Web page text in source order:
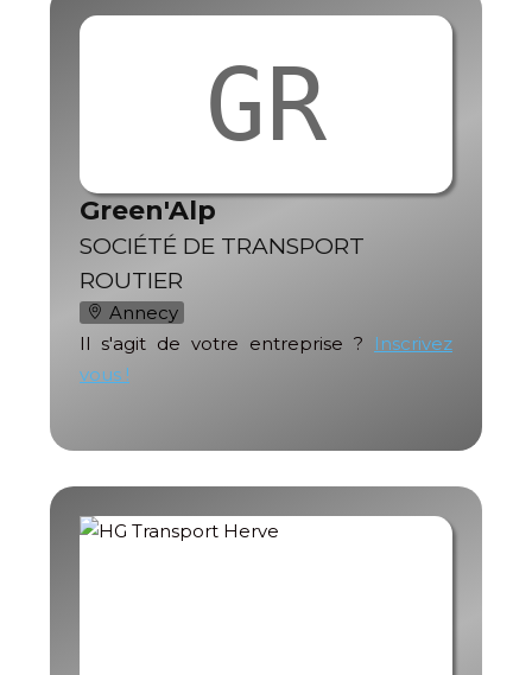
GR
Green'Alp
SOCIÉTÉ DE TRANSPORT
ROUTIER
Annecy
Il s'agit de votre entreprise ?
Inscrivez
vous !